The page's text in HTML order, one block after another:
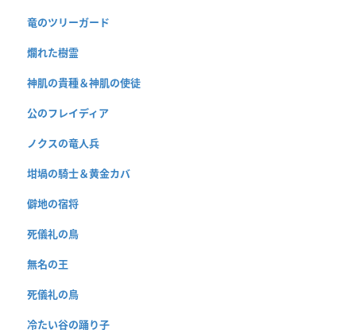
竜のツリーガード
爛れた樹霊
神肌の貴種＆神肌の使徒
公のフレイディア
ノクスの竜人兵
坩堝の騎士＆黄金カバ
僻地の宿将
死儀礼の鳥
無名の王
死儀礼の鳥
冷たい谷の踊り子